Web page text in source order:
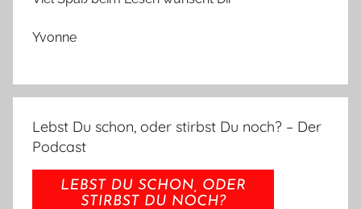
Yvonne
Lebst Du schon, oder stirbst Du noch? – Der
Podcast